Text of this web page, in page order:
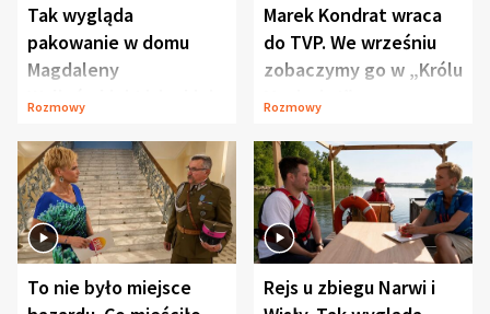
Tak wygląda
pakowanie w domu
Magdaleny
Waligórskiej-Lisieckiej.
Rozmowy
Marek Kondrat wraca
do TVP. We wrześniu
zobaczymy go w „Królu
Maciusiu I”
Rozmowy
To nie było miejsce
Rejs u zbiegu Narwi i